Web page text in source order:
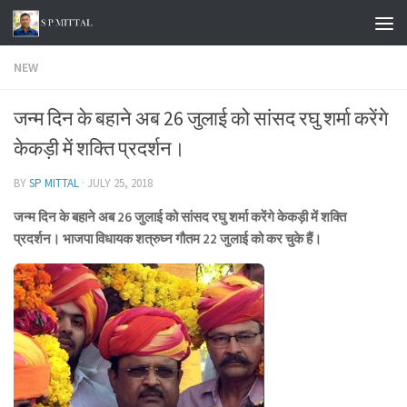
Skip to content
NEW
जन्म दिन के बहाने अब 26 जुलाई को सांसद रघु शर्मा करेंगे
केकड़ी में शक्ति प्रदर्शन।
BYSP MITTAL · JULY 25, 2018
जन्म दिन के बहाने अब 26 जुलाई को सांसद रघु शर्मा करेंगे केकड़ी में शक्ति
प्रदर्शन। भाजपा विधायक शत्रुघ्न गौतम 22 जुलाई को कर चुके हैं।